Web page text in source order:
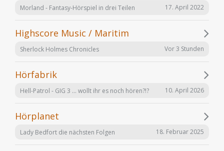
Morland - Fantasy-Hörspiel in drei Teilen 17. April 2022
Highscore Music / Maritim
Sherlock Holmes Chronicles Vor 3 Stunden
Hörfabrik
Hell-Patrol - GIG 3 ... wollt ihr es noch hören?!? 10. April 2026
Hörplanet
Lady Bedfort die nächsten Folgen 18. Februar 2025